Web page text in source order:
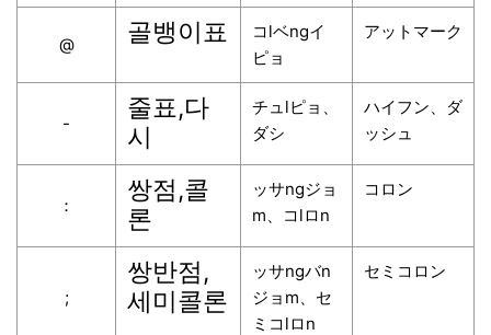
@ 골뱅이표
コlベngイ
ピョ
アットマーク
-
줄표,다
시
チュlピョ、
ダシ
ハイフン、ダ
ッシュ
：
쌍점,콜
론
ッサngジョ
m、コlロn
コロン
;
쌍반점,
세미콜론
ッサngバn
ジョm、セ
ミコlロn
セミコロン